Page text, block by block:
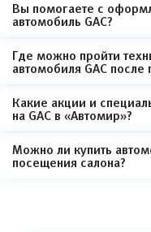
Вы помогаете с
автомобиль GAC?
Где можно пройти
автомобиля GAC после
Какие акции и
на GAC в «Автомир»?
Можно ли купить
посещения салона?